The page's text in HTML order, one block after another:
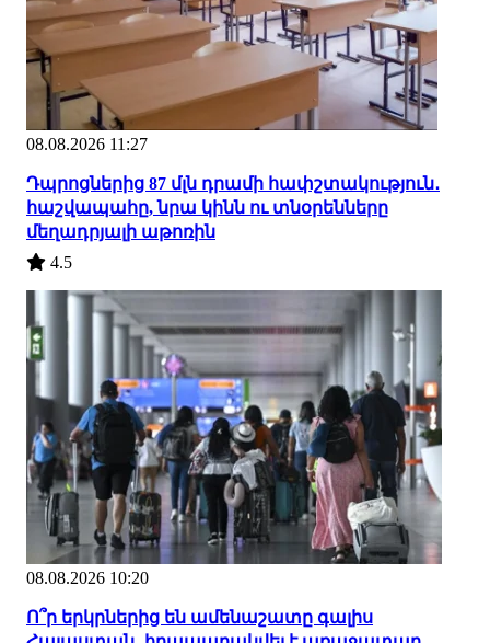
08.08.2026 11:27
Դպրոցներից 87 մլն դրամի հափշտակություն․
հաշվապահը, նրա կինն ու տնօրենները
մեղադրյալի աթոռին
4.5
08.08.2026 10:20
Ո՞ր երկրներից են ամենաշատը գալիս